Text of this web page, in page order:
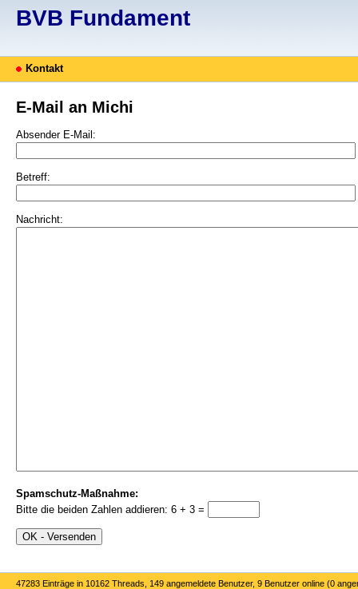
BVB Fundament
Kontakt
E-Mail an Michi
Absender E-Mail:
Betreff:
Nachricht:
Spamschutz-Maßnahme:
Bitte die beiden Zahlen addieren: 6 + 3 =
47283 Einträge in 10162 Threads, 149 angemeldete Benutzer, 9 Benutzer online (0